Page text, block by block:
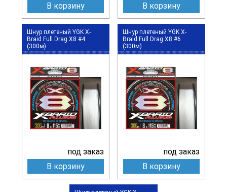
В корзину
В корзину
Шнур плетеный YGK X-
Braid Full Drag X8 #4
(300м)
под заказ
В корзину
Шнур плетеный YGK X-
Braid Full Drag X8 #6
(300м)
под заказ
В корзину